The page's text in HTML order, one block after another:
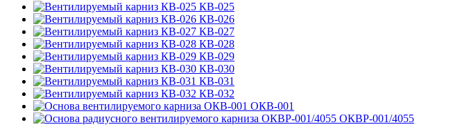
КВ-025
КВ-026
КВ-027
КВ-028
КВ-029
КВ-030
КВ-031
КВ-032
ОКВ-001
ОКВР-001/4055